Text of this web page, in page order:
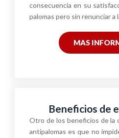
consecuencia en su
palomas pero sin renunciar a
MAS
Beneficios de
Otro de los beneficios de la
antipalomas es que no